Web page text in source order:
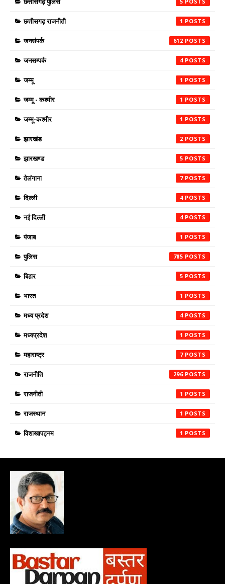
छत्तीसगढ़ राजनीती 1
जनसंपर्क 612
जनसम्पर्क 4
जम्मू 1
जम्मू - कश्मीर 1
जम्मू-कश्मीर 1
झारखंड 2
झारखण्ड 5
तेलंगाना 7
दिल्ली 4
नई दिल्ली 4
पंजाब 1
पुलिस 785
बिहार 5
भारत 1
मध्य प्रदेश 4
मध्यप्रदेश 1
महाराष्ट्र 7
राजनीति 296
राजनीती 1
राजस्थान 1
विशाखापट्नम 1